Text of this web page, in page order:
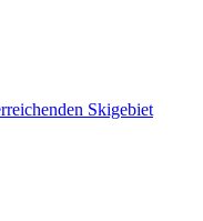
Skigebiet